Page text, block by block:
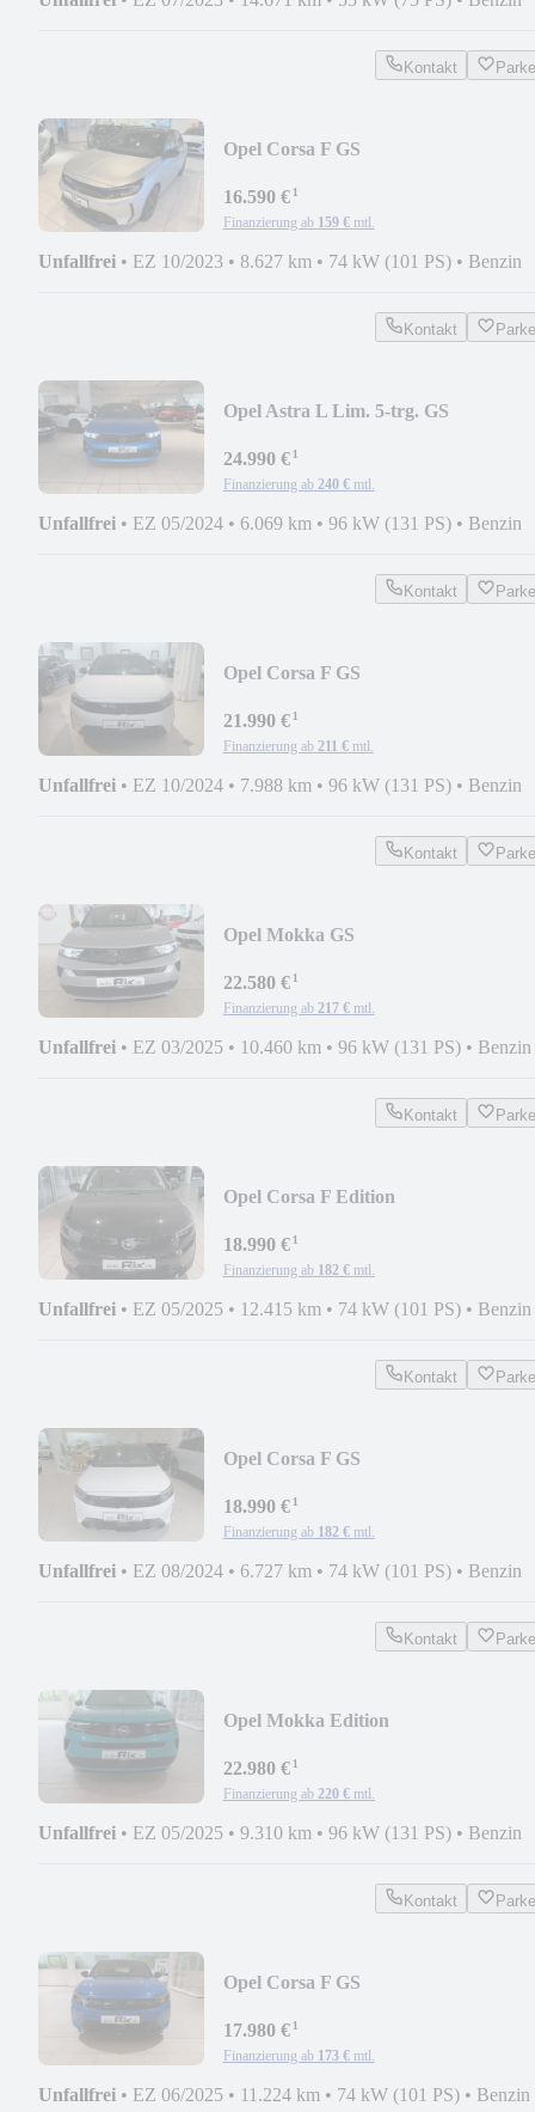
Kontakt
Opel Corsa F GS
16.590 €¹
Finanzierung ab 159 € mtl.
Unfallfrei • EZ 10/2023 • 8.627 km • 74 kW (101 PS) • Benzin
Kontakt
Opel Astra L Lim. 5-trg. GS
24.990 €¹
Finanzierung ab 240 € mtl.
Unfallfrei • EZ 05/2024 • 6.069 km • 96 kW (131 PS) • Benzin
Kontakt
Opel Corsa F GS
21.990 €¹
Finanzierung ab 211 € mtl.
Unfallfrei • EZ 10/2024 • 7.988 km • 96 kW (131 PS) • Benzin
Kontakt
Opel Mokka GS
22.580 €¹
Finanzierung ab 217 € mtl.
Unfallfrei • EZ 03/2025 • 10.460 km • 96 kW (131 PS) • Benzin
Kontakt
Opel Corsa F Edition
18.990 €¹
Finanzierung ab 182 € mtl.
Unfallfrei • EZ 05/2025 • 12.415 km • 74 kW (101 PS) • Benzin
Kontakt
Opel Corsa F GS
18.990 €¹
Finanzierung ab 182 € mtl.
Unfallfrei • EZ 08/2024 • 6.727 km • 74 kW (101 PS) • Benzin
Kontakt
Opel Mokka Edition
22.980 €¹
Finanzierung ab 220 € mtl.
Unfallfrei • EZ 05/2025 • 9.310 km • 96 kW (131 PS) • Benzin
Kontakt
Opel Corsa F GS
17.980 €¹
Finanzierung ab 173 € mtl.
Unfallfrei • EZ 06/2025 • 11.224 km • 74 kW (101 PS) • Benzin